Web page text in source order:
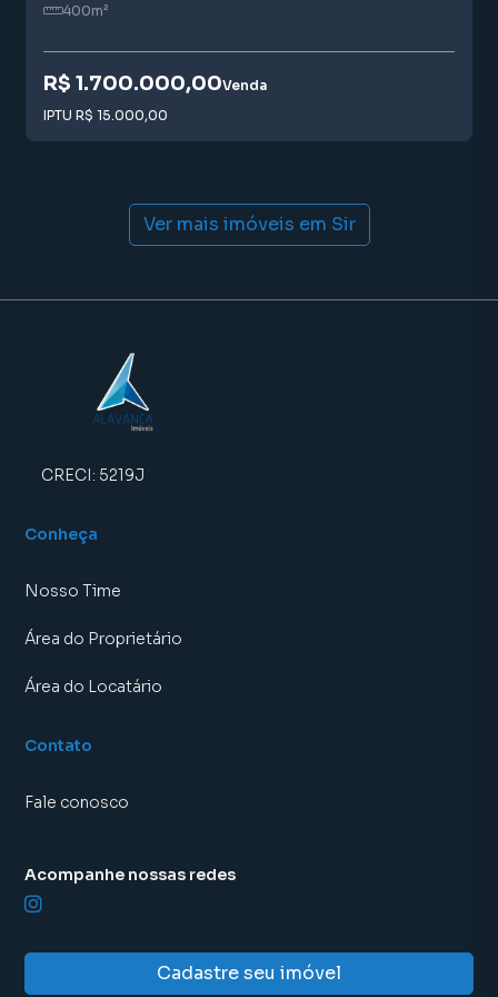
medida.400m²
R$ 1.700.000,00Venda
IPTU R$ 15.000,00
Ver mais imóveis em Sir
CRECI: 5219J
Conheça
Nosso Time
Área do Proprietário
Área do Locatário
Contato
Fale conosco
Cadastre seu imóvel
Acompanhe nossas redes